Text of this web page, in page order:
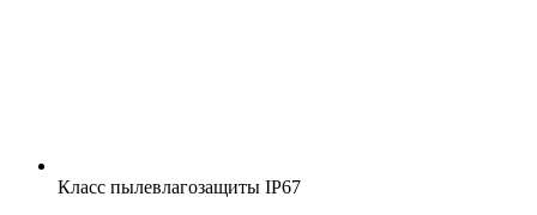
Класс пылевлагозащиты IP67